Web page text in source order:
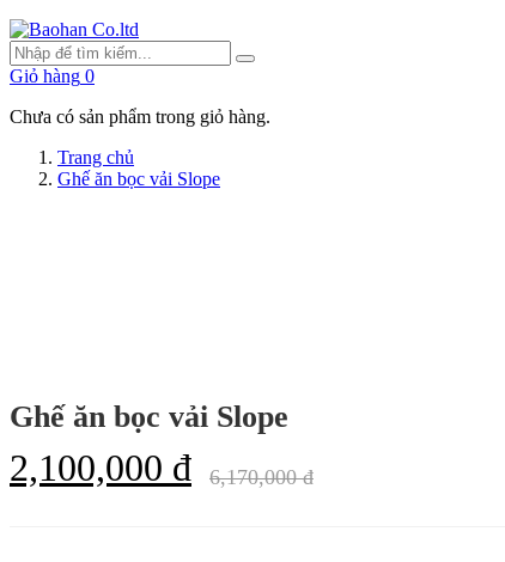
Giỏ hàng 0
Chưa có sản phẩm trong giỏ hàng.
Trang chủ
Ghế ăn bọc vải Slope
Ghế ăn bọc vải Slope
2,100,000 đ 6,170,000 đ